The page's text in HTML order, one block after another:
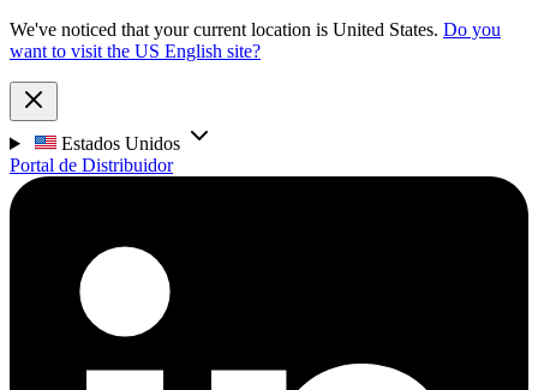
We've noticed that your current location is United States. Do you
want to visit the US English site?
Estados Unidos
Portal de Distribuidor